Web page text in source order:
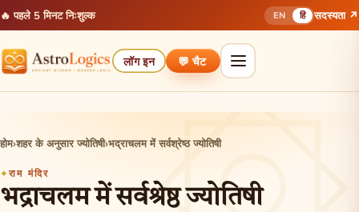
🔥 पहले 5 मिनट निःशुल्क EN हिं सदस्यता ↗
लॉग इन 💬 चैट
होम›शहर के अनुसार ज्योतिषी›भद्राचलम में सर्वश्रेष्ठ ज्योतिषी
राम मंदिर
भद्राचलम में सर्वश्रेष्ठ ज्योतिषी